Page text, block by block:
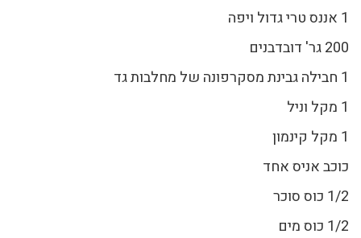
1 אננס טרי גדול ויפה
200 גר' דובדבנים
1 חבילה גבינת מסקרפונה של מחלבות גד
1 מקל וניל
1 מקל קינמון
כוכב אניס אחד
1/2 כוס סוכר
1/2 כוס מים